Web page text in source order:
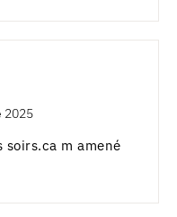
2025
soirs.ca m amené